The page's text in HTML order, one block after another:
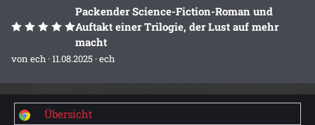
Packender Science-Fiction-Roman und
Auftakt einer Trilogie, der Lust auf mehr
macht
vonech · 11.08.2025 ·ech
Übersicht